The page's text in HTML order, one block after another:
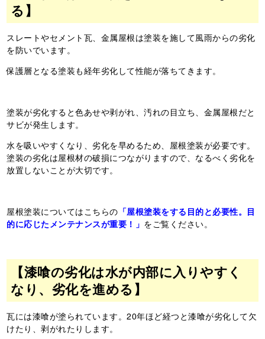
る】
スレートやセメント瓦、金属屋根は塗装を施して風雨からの劣化
を防いでいます。
保護層となる塗装も経年劣化して性能が落ちてきます。
塗装が劣化すると色あせや剥がれ、汚れの目立ち、金属屋根だと
サビが発生します。
水を吸いやすくなり、劣化を早めるため、屋根塗装が必要です。
塗装の劣化は屋根材の破損につながりますので、なるべく劣化を
放置しないことが大切です。
屋根塗装についてはこちらの 「屋根塗装をする目的と必要性。目
的に応じたメンテナンスが重要！」 をご覧ください。
【漆喰の劣化は水が内部に入りやすく
なり、劣化を進める】
瓦には漆喰が塗られています。20年ほど経つと漆喰が劣化して欠
けたり、剥がれたりします。